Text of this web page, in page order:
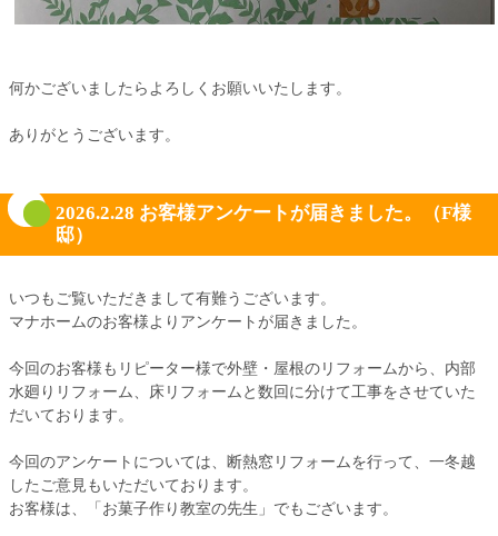
何かございましたらよろしくお願いいたします。
ありがとうございます。
2026.2.28 お客様アンケートが届きました。（F様
邸）
いつもご覧いただきまして有難うございます。
マナホームのお客様よりアンケートが届きました。
今回のお客様もリピーター様で外壁・屋根のリフォームから、内部
水廻りリフォーム、床リフォームと数回に分けて工事をさせていた
だいております。
今回のアンケートについては、断熱窓リフォームを行って、一冬越
したご意見もいただいております。
お客様は、「お菓子作り教室の先生」でもございます。